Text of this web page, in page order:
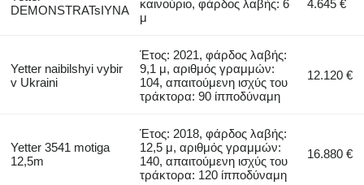
DEMONSTRATsIYNA
καινούριο, φάρδος λαβής: 6
μ
4.645 €
Yetter naibilshyi vybir
v Ukraini
Έτος: 2021, φάρδος λαβής:
9,1 μ, αριθμός γραμμών:
104, απαιτούμενη ισχύς του
τράκτορα: 90 ίπποδύναμη
12.120 €
Yetter 3541 motiga
12,5m
Έτος: 2018, φάρδος λαβής:
12,5 μ, αριθμός γραμμών:
140, απαιτούμενη ισχύς του
τράκτορα: 120 ίπποδύναμη
16.880 €